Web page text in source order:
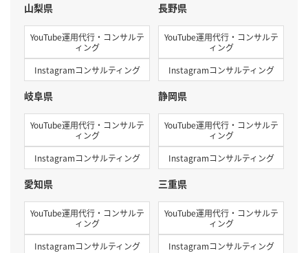
山梨県
YouTube運用代行・コンサルテ
ィング
Instagramコンサルティング
長野県
YouTube運用代行・コンサルテ
ィング
Instagramコンサルティング
岐阜県
YouTube運用代行・コンサルテ
ィング
Instagramコンサルティング
静岡県
YouTube運用代行・コンサルテ
ィング
Instagramコンサルティング
愛知県
YouTube運用代行・コンサルテ
ィング
Instagramコンサルティング
三重県
YouTube運用代行・コンサルテ
ィング
Instagramコンサルティング